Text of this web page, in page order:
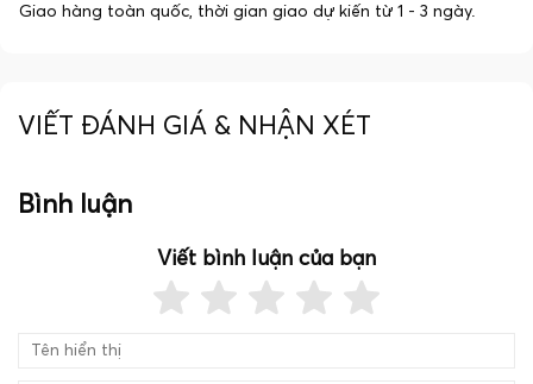
Giao hàng toàn quốc, thời gian giao dự kiến từ 1 - 3 ngày.
VIẾT ĐÁNH GIÁ & NHẬN XÉT
Bình luận
Viết bình luận của bạn